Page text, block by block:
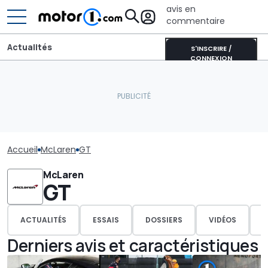
avis en
commentaire
S'INSCRIRE /
CONNEXION
Actualités
Accueil McLaren GT
McLaren
GT
ACTUALITÉS ESSAIS DOSSIERS VIDÉOS
Derniers avis et caractéristiques